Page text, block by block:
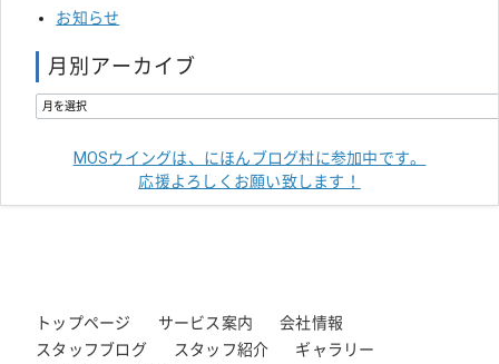
お知らせ
月別アーカイブ
MOSウイングは、にほんブログ村に参加中です。
応援よろしくお願い致します！
トップページ サービス案内
会社情報
スタッフブログ
スタッフ紹介
ギャラリー